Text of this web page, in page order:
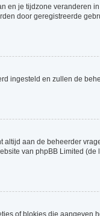
en je tijdzone veranderen
door geregistreerde
ingesteld en zullen de
altijd aan de beheerder
van phpBB Limited (de
of blokjes die aangeven